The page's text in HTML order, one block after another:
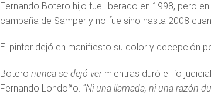
Fernando Botero hijo fue liberado en 1998, pero
campaña de Samper y no fue sino hasta 2008
El pintor dejó en manifiesto su dolor y decepción
Botero nunca se dejó vermientras duró el lío
Fernando Londoño. “Ni una llamada, ni una razón